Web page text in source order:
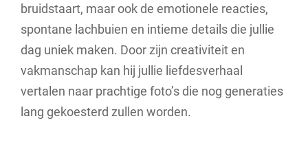
bruidstaart, maar ook de emotionele reacties,
spontane lachbuien en intieme details die jullie
dag uniek maken. Door zijn creativiteit en
vakmanschap kan hij jullie liefdesverhaal
vertalen naar prachtige foto’s die nog generaties
lang gekoesterd zullen worden.